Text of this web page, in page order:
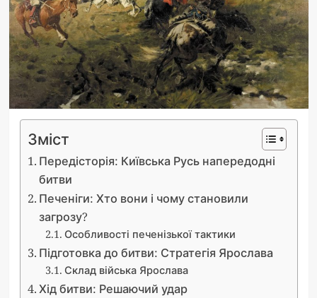
Зміст
Передісторія: Київська Русь напередодні
битви
Печеніги: Хто вони і чому становили
загрозу?
Особливості печенізької тактики
Підготовка до битви: Стратегія Ярослава
Склад війська Ярослава
Хід битви: Решаючий удар